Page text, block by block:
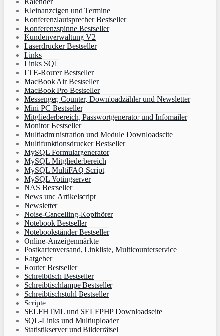
Kleinanzeigen und Termine
Konferenzlautsprecher Bestseller
Konferenzspinne Bestseller
Kundenverwaltung V2
Laserdrucker Bestseller
Links
Links SQL
LTE-Router Bestseller
MacBook Air Bestseller
MacBook Pro Bestseller
Messenger, Counter, Downloadzähler und Newsletter
Mini PC Bestseller
Mitgliederbereich, Passwortgenerator und Infomailer
Monitor Bestseller
Multiadministration und Module Downloadseite
Multifunktionsdrucker Bestseller
MySQL Formulargenerator
MySQL Mitgliederbereich
MySQL MultiFAQ Script
MySQL Votingserver
NAS Bestseller
News und Artikelscript
Newsletter
Noise-Cancelling-Kopfhörer
Notebook Bestseller
Notebookständer Bestseller
Online-Anzeigenmärkte
Postkartenversand, Linkliste, Multicounterservice
Ratgeber
Router Bestseller
Schreibtisch Bestseller
Schreibtischlampe Bestseller
Schreibtischstuhl Bestseller
Scripte
SELFHTML und SELFPHP Downloadseite
SQL-Links und Multiuploader
Statistikserver und Bilderrätsel